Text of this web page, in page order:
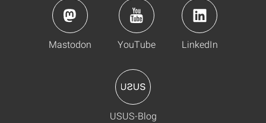
Mastodon YouTube LinkedIn
USUS-Blog